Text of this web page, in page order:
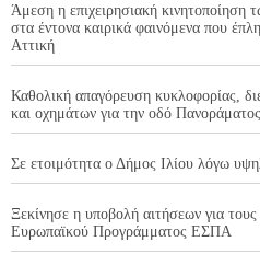
Άμεση η επιχειρησιακή κινητοποίηση
στα έντονα καιρικά φαινόμενα που
Αττική
Καθολική απαγόρευση κυκλοφορίας,
και οχημάτων για την οδό Πανοράματος
Σε ετοιμότητα ο Δήμος Ιλίου λόγω
Ξεκίνησε η υποβολή αιτήσεων για
Ευρωπαϊκού Προγράμματος ΕΣΠΑ